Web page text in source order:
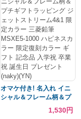
オマケ付き! 名入れ イニ
シャル＆フレーム柄＆プ
チギフトラッピング ジェ
ットストリーム4&1 限定
1,530円